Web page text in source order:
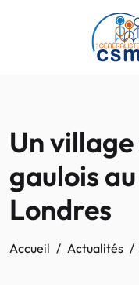
Passer au contenu
Un
gaulois
Londres
Accueil Actualités